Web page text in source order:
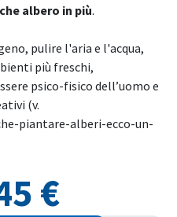
albero in più.
pulire l'aria e l'acqua,
più freschi,
psico-fisico dell’uomo e
(v.
piantare-alberi-ecco-un-
€